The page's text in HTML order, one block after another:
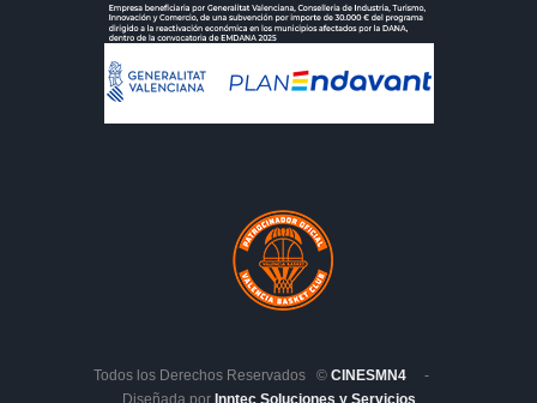
Todos los Derechos Reservados © CINESMN4 -
Diseñada por Inntec Soluciones y Servicios